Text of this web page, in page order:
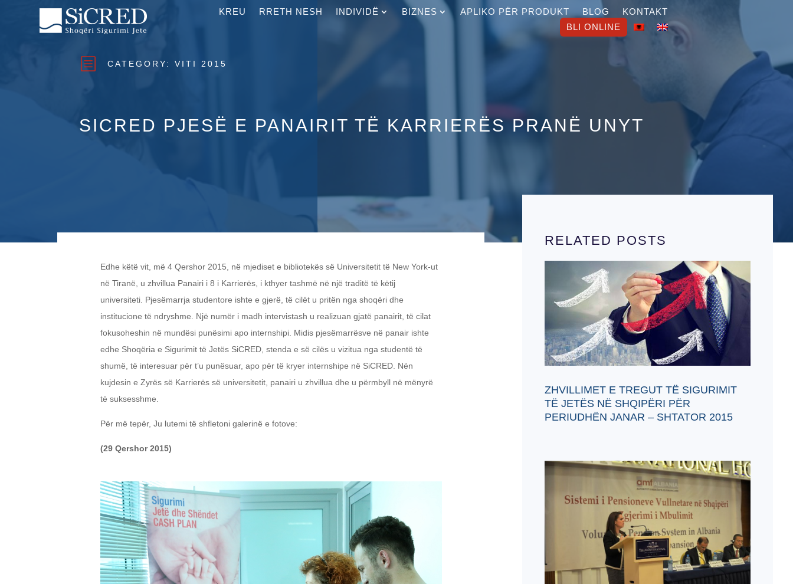
KREU RRETH NESH INDIVIDË BIZNES APLIKO PËR PRODUKT BLOG
KONTAKT
BLI ONLINE
b CATEGORY: VITI 2015
SICRED PJESË E PANAIRIT TË KARRIERËS PRANË UNYT
Edhe këtë vit, më 4 Qershor 2015, në mjediset e bibliotekës së Universitetit të New York-ut
në Tiranë, u zhvillua Panairi i 8 i Karrierës, i kthyer tashmë në një traditë të këtij
universiteti. Pjesëmarrja studentore ishte e gjerë, të cilët u pritën nga shoqëri dhe
institucione të ndryshme. Një numër i madh intervistash u realizuan gjatë panairit, të cilat
fokusoheshin në mundësi punësimi apo internshipi. Midis pjesëmarrësve në panair ishte
edhe Shoqëria e Sigurimit të Jetës SiCRED, stenda e së cilës u vizitua nga studentë të
shumë, të interesuar për t’u punësuar, apo për të kryer internshipe në SiCRED. Nën
kujdesin e Zyrës së Karrierës së universitetit, panairi u zhvillua dhe u përmbyll në mënyrë
të suksesshme.
Për më tepër, Ju lutemi të shfletoni galerinë e fotove:
(29 Qershor 2015)
RELATED POSTS
ZHVILLIMET E TREGUT TË SIGURIMIT
TË JETËS NË SHQIPËRI PËR
PERIUDHËN JANAR – SHTATOR 2015